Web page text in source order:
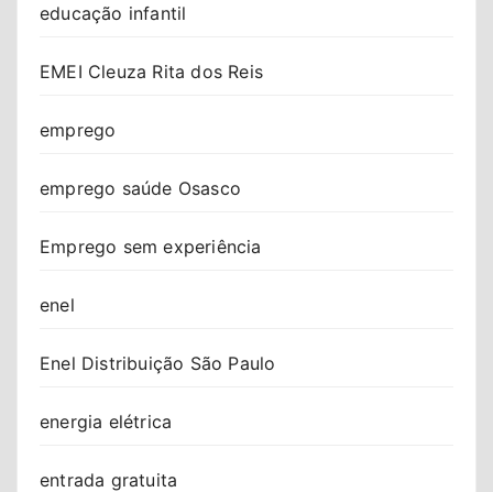
educação infantil
EMEI Cleuza Rita dos Reis
emprego
emprego saúde Osasco
Emprego sem experiência
enel
Enel Distribuição São Paulo
energia elétrica
entrada gratuita